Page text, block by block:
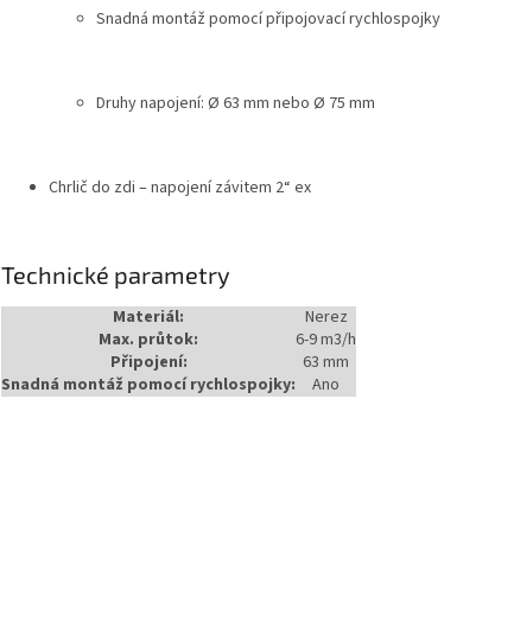
Snadná montáž pomocí připojovací rychlospojky
Druhy napojení: Ø 63 mm nebo Ø 75 mm
Chrlič do zdi – napojení závitem 2“ ex
Technické parametry
Materiál:
Nerez
Max. průtok:
6-9 m3/h
Připojení:
63 mm
Snadná montáž pomocí rychlospojky:
Ano